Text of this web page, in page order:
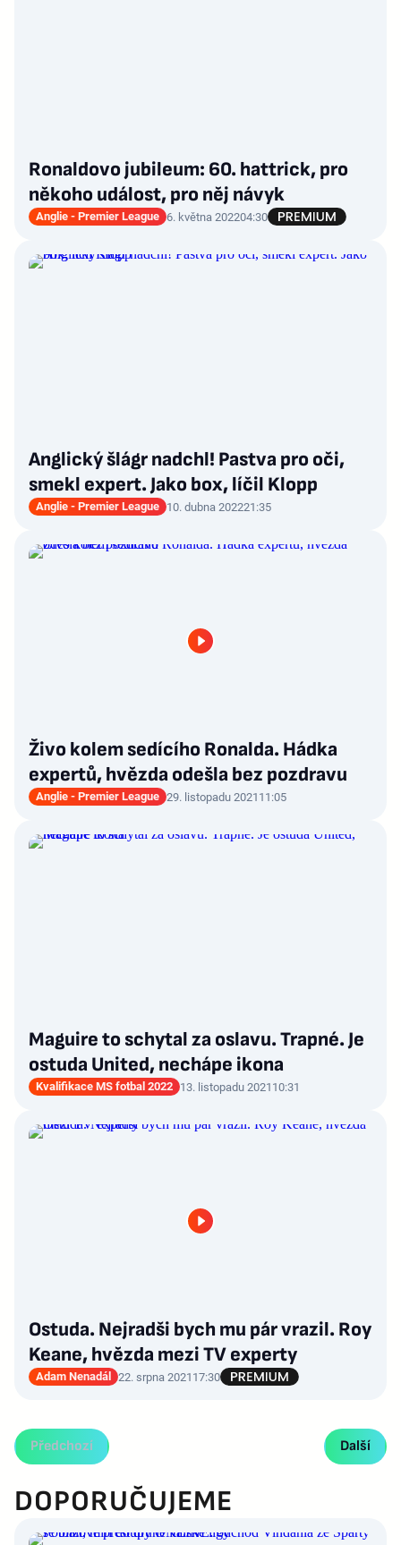
Ronaldovo jubileum: 60. hattrick, pro
někoho událost, pro něj návyk
Anglie - Premier League 6. května 202204:30
Anglický šlágr nadchl! Pastva pro oči,
smekl expert. Jako box, líčil Klopp
Anglie - Premier League 10. dubna 202221:35
Živo kolem sedícího Ronalda. Hádka
expertů, hvězda odešla bez pozdravu
Anglie - Premier League 29. listopadu 2021 11:05
Maguire to schytal za oslavu. Trapné. Je
ostuda United, nechápe ikona
Kvalifikace MS fotbal 2022 13. listopadu 2021 10:31
Ostuda. Nejradši bych mu pár vrazil. Roy
Keane, hvězda mezi TV experty
Adam Nenadál 22. srpna 2021 17:30
Předchozí Další
DOPORUČUJEME